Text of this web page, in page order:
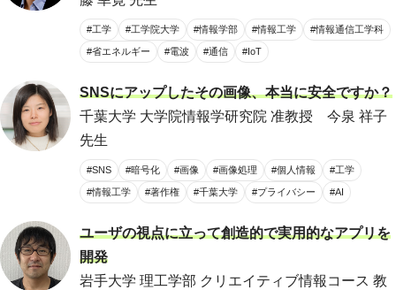
#工学 #工学院大学 #情報学部 #情報工学 #情報通信工学科
#省エネルギー #電波 #通信 #IoT
SNSにアップしたその画像、本当に安全ですか？
千葉大学 大学院情報学研究院 准教授 今泉 祥子
先生
#SNS #暗号化 #画像 #画像処理 #個人情報 #工学
#情報工学 #著作権 #千葉大学 #プライバシー #AI
ユーザの視点に立って創造的で実用的なアプリを
開発
岩手大学 理工学部 クリエイティブ情報コース 教